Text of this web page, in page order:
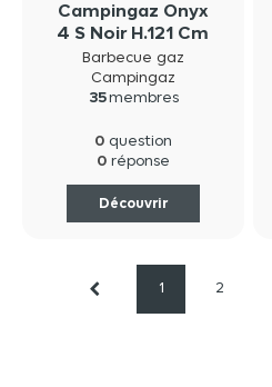
Campingaz Onyx
4 S Noir H.121 Cm
Barbecue gaz
Campingaz
35membres
0 question
0 réponse
Découvrir
1 2